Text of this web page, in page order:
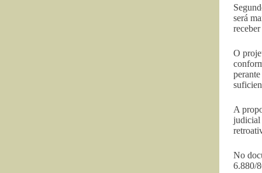
será
O
A
judicial
No
6.880/